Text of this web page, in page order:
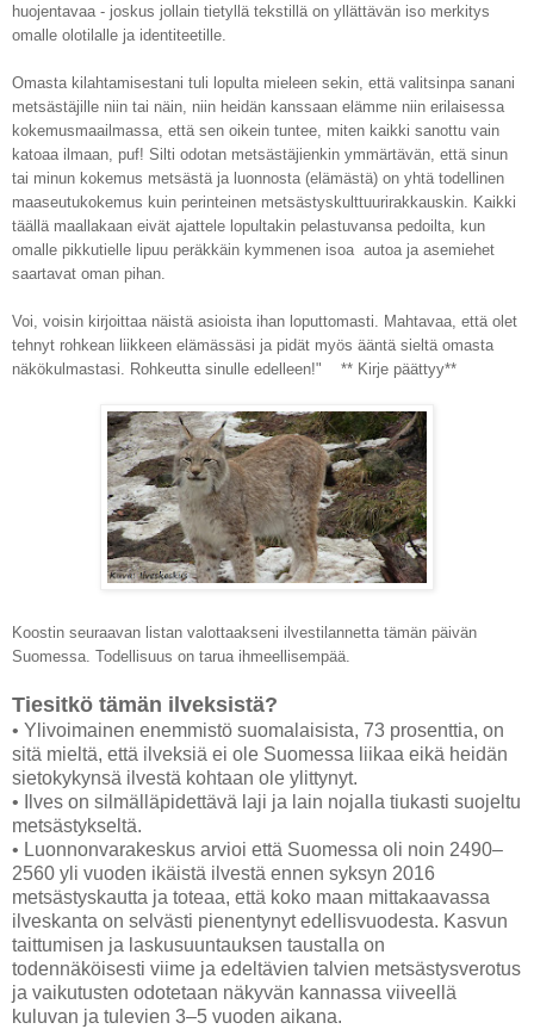
huojentavaa - joskus jollain tietyllä tekstillä on yllättävän iso merkitys
omalle olotilalle ja identiteetille.
Omasta kilahtamisestani tuli lopulta mieleen sekin, että valitsinpa sanani
metsästäjille niin tai näin, niin heidän kanssaan elämme niin erilaisessa
kokemusmaailmassa, että sen oikein tuntee, miten kaikki sanottu vain
katoaa ilmaan, puf! Silti odotan metsästäjienkin ymmärtävän, että sinun
tai minun kokemus metsästä ja luonnosta (elämästä) on yhtä todellinen
maaseutukokemus kuin perinteinen metsästyskulttuurirakkauskin. Kaikki
täällä maallakaan eivät ajattele lopultakin pelastuvansa pedoilta, kun
omalle pikkutielle lipuu peräkkäin kymmenen isoa autoa ja asemiehet
saartavat oman pihan.
Voi, voisin kirjoittaa näistä asioista ihan loputtomasti. Mahtavaa, että olet
tehnyt rohkean liikkeen elämässäsi ja pidät myös ääntä sieltä omasta
näkökulmastasi. Rohkeutta sinulle edelleen!"
** Kirje päättyy**
Koostin seuraavan listan valottaakseni ilvestilannetta tämän päivän
Suomessa. Todellisuus on tarua ihmeellisempää.
Tiesitkö tämän ilveksistä?
• Ylivoimainen enemmistö suomalaisista, 73 prosenttia, on
sitä mieltä, että ilveksiä ei ole Suomessa liikaa eikä heidän
sietokykynsä ilvestä kohtaan ole ylittynyt.
• Ilves on silmälläpidettävä laji ja lain nojalla tiukasti suojeltu
metsästykseltä.
• Luonnonvarakeskus arvioi että Suomessa oli noin 2490–
2560 yli vuoden ikäistä ilvestä ennen syksyn 2016
metsästyskautta ja toteaa, että koko maan mittakaavassa
ilveskanta on selvästi pienentynyt edellisvuodesta. Kasvun
taittumisen ja laskusuuntauksen taustalla on
todennäköisesti viime ja edeltävien talvien metsästysverotus
ja vaikutusten odotetaan näkyvän kannassa viiveellä
kuluvan ja tulevien 3–5 vuoden aikana.